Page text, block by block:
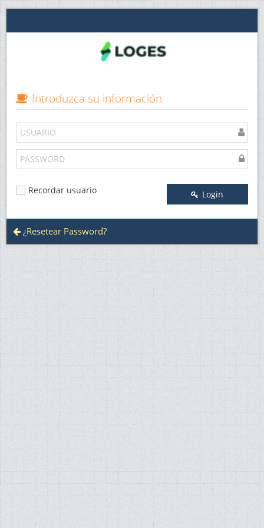
Introduzca su información
Recordar usuario Login
¿Resetear Password?